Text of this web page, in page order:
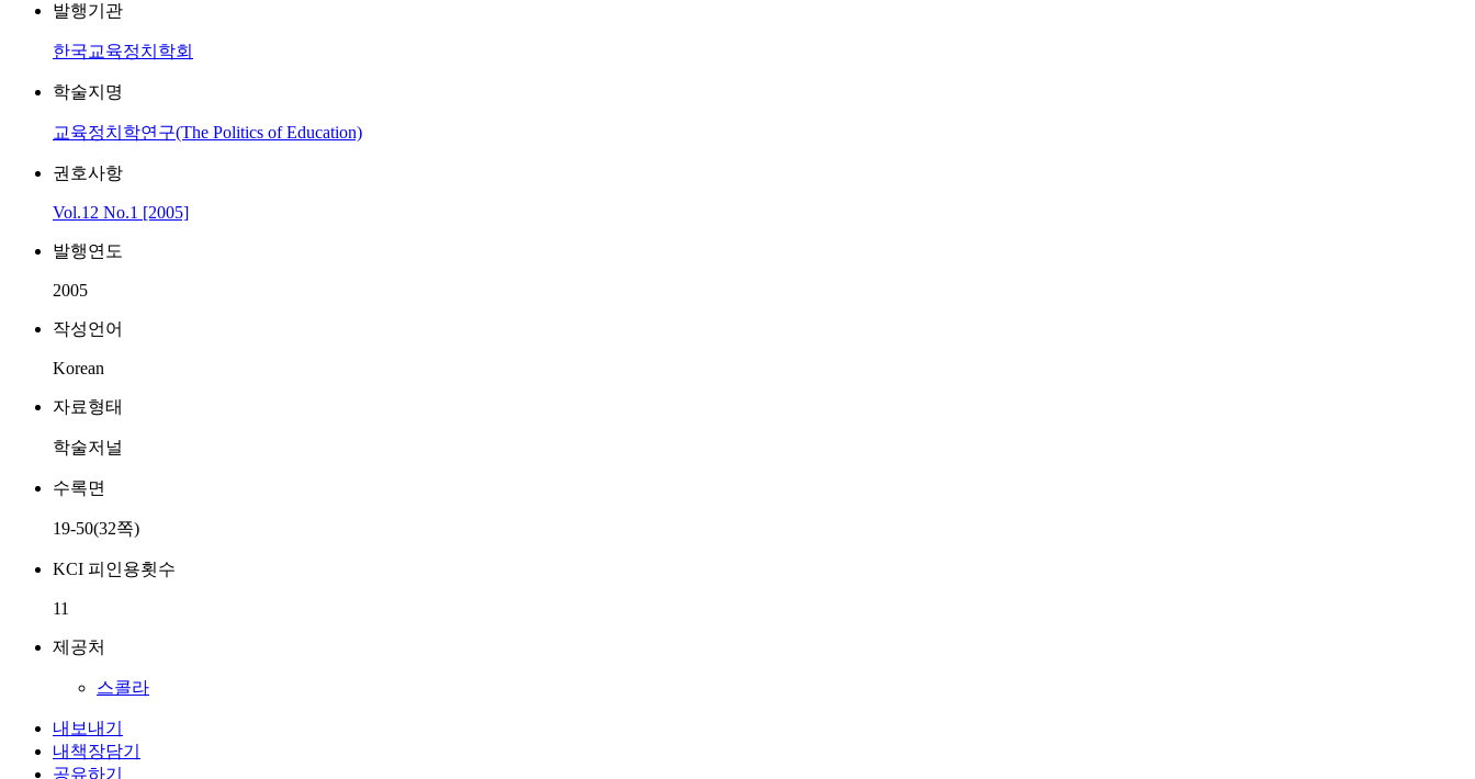
발행기관
한국교육정치학회
학술지명
교육정치학연구(The Politics of Education)
권호사항
Vol.12 No.1 [2005]
발행연도
2005
작성언어
Korean
자료형태
학술저널
수록면
19-50(32쪽)
KCI 피인용횟수
11
제공처
스콜라
내보내기
내책장담기
공유하기